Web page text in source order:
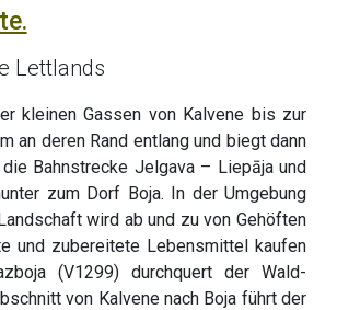
Lettlands
kleinen Gassen von Kalvene bis zur
an deren Rand entlang und biegt dann
Bahnstrecke Jelgava – Liepāja und
zum Dorf Boja. In der Umgebung
wird ab und zu von Gehöften
und zubereitete Lebensmittel kaufen
(V1299) durchquert der Wald-
von Kalvene nach Boja führt der